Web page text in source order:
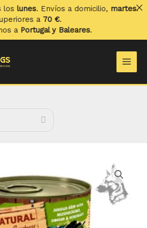
precio
€.
. Envíos a domicilio,martes.
a70 € .
Portugal y Baleares.